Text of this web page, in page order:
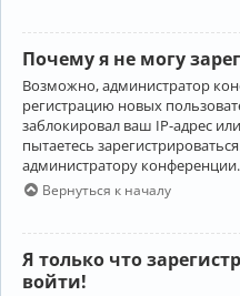
Почему я не могу
Возможно, администратор
регистрацию новых
заблокировал ваш IP-адрес
пытаетесь
администратору конференции.
Вернуться к началу
Я только что
войти!